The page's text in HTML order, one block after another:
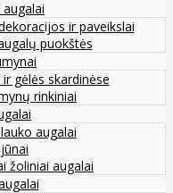
ir paveikslai
puokštės
gėlės skardinėse
rinkiniai
augalai
žoliniai augalai